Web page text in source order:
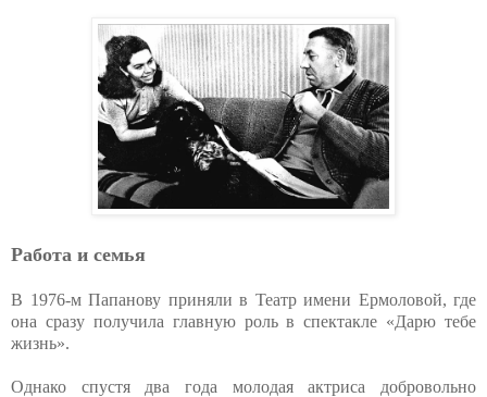
Работа и семья
В 1976-м Папанову приняли в Театр имени Ермоловой, где
она сразу получила главную роль в спектакле «Дарю тебе
жизнь».
Однако спустя два года молодая актриса добровольно